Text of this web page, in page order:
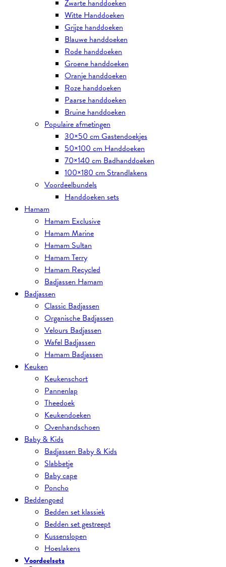
Zwarte handdoeken
Witte Handdoeken
Grijze handdoeken
Blauwe handdoeken
Rode handdoeken
Groene handdoeken
Oranje handdoeken
Roze handdoeken
Paarse handdoeken
Bruine handdoeken
Populaire afmetingen
30×50 cm Gastendoekjes
50×100 cm Handdoeken
70×140 cm Badhanddoeken
100×180 cm Strandlakens
Voordeelbundels
Handdoeken sets
Hamam
Hamam Exclusive
Hamam Marine
Hamam Sultan
Hamam Terry
Hamam Recycled
Badjassen Hamam
Badjassen
Classic Badjassen
Organische Badjassen
Velours Badjassen
Wafel Badjassen
Hamam Badjassen
Keuken
Keukenschort
Pannenlap
Theedoek
Keukendoeken
Ovenhandschoen
Baby & Kids
Badjassen Baby & Kids
Slabbetje
Baby cape
Poncho
Beddengoed
Bedden set klassiek
Bedden set gestreept
Kussenslopen
Hoeslakens
Voordeelsets